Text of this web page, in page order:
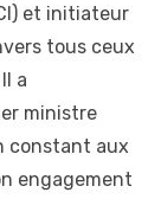
et initiateur
tous ceux
a
ministre
constant aux
engagement